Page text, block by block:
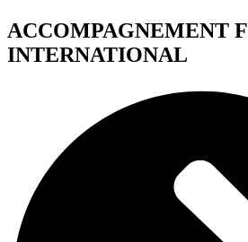
ACCOMPAGNEMENT
INTERNATIONAL